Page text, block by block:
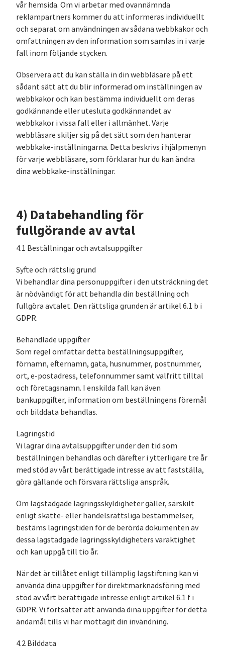
vår hemsida. Om vi ​​arbetar med ovannämnda
reklampartners kommer du att informeras individuellt
och separat om användningen av sådana webbkakor och
omfattningen av den information som samlas in i varje
fall inom följande stycken.
Observera att du kan ställa in din webbläsare på ett
sådant sätt att du blir informerad om inställningen av
webbkakor och kan bestämma individuellt om deras
godkännande eller utesluta godkännandet av
webbkakor i vissa fall eller i allmänhet. Varje
webbläsare skiljer sig på det sätt som den hanterar
webbkake-inställningarna. Detta beskrivs i hjälpmenyn
för varje webbläsare, som förklarar hur du kan ändra
dina webbkake-inställningar.
4) Databehandling för
fullgörande av avtal
4.1 Beställningar och avtalsuppgifter
Syfte och rättslig grund
Vi behandlar dina personuppgifter i den utsträckning det
är nödvändigt för att behandla din beställning och
fullgöra avtalet. Den rättsliga grunden är artikel 6.1 b i
GDPR.
Behandlade uppgifter
Som regel omfattar detta beställningsuppgifter,
förnamn, efternamn, gata, husnummer, postnummer,
ort, e-postadress, telefonnummer samt valfritt tilltal
och företagsnamn. I enskilda fall kan även
bankuppgifter, information om beställningens föremål
och bilddata behandlas.
Lagringstid
Vi lagrar dina avtalsuppgifter under den tid som
beställningen behandlas och därefter i ytterligare tre år
med stöd av vårt berättigade intresse av att fastställa,
göra gällande och försvara rättsliga anspråk.
Om lagstadgade lagringsskyldigheter gäller, särskilt
enligt skatte- eller handelsrättsliga bestämmelser,
bestäms lagringstiden för de berörda dokumenten av
dessa lagstadgade lagringsskyldigheters varaktighet
och kan uppgå till tio år.
När det är tillåtet enligt tillämplig lagstiftning kan vi
använda dina uppgifter för direktmarknadsföring med
stöd av vårt berättigade intresse enligt artikel 6.1 f i
GDPR. Vi fortsätter att använda dina uppgifter för detta
ändamål tills vi har mottagit din invändning.
4.2 Bilddata